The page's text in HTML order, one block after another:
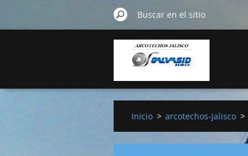
Inicio > arcotechos-jalisco >